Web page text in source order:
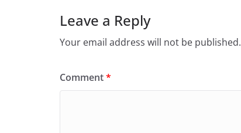
Leave a Reply
Your email address will not be published.
Comment*